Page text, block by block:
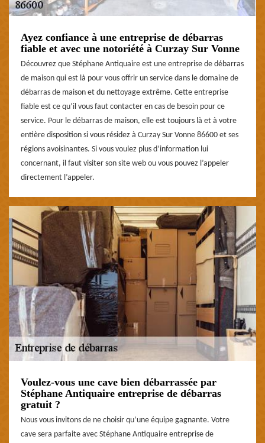
Ayez confiance à une entreprise de débarras
fiable et avec une notoriété à Curzay Sur Vonne
Découvrez que Stéphane Antiquaire est une entreprise de débarras
de maison qui est là pour vous offrir un service dans le domaine de
débarras de maison et du nettoyage extrême. Cette entreprise
fiable est ce qu’il vous faut contacter en cas de besoin pour ce
service. Pour le débarras de maison, elle est toujours là et à votre
entière disposition si vous résidez à Curzay Sur Vonne 86600 et ses
régions avoisinantes. Si vous voulez plus d’information lui
concernant, il faut visiter son site web ou vous pouvez l’appeler
directement l’appeler.
Voulez-vous une cave bien débarrassée par
Stéphane Antiquaire entreprise de débarras
gratuit ?
Nous vous invitons de ne choisir qu’une équipe gagnante. Votre
cave sera parfaite avec Stéphane Antiquaire entreprise de